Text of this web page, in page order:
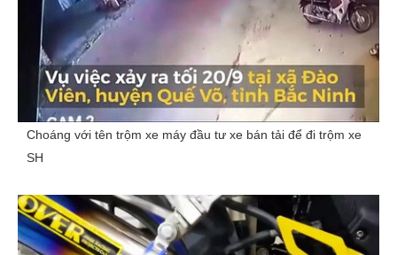
Choáng với tên trộm xe máy đầu tư xe bán tải để đi trộm xe
SH